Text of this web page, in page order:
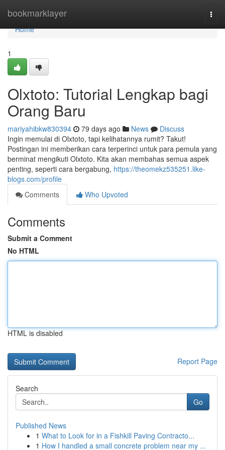
bookmarklayer
Home
Home
1
Olxtoto: Tutorial Lengkap bagi
Orang Baru
mariyahibkw830394 79 days ago News
Discuss
Ingin memulai di Olxtoto, tapi kelihatannya rumit? Takut!
Postingan ini memberikan cara terperinci untuk para pemula yang
berminat mengikuti Olxtoto. Kita akan membahas semua aspek
penting, seperti cara bergabung, https://theomekz535251.like-
blogs.com/profile
Comments
Who Upvoted
Comments
Submit a Comment
No HTML
HTML is disabled
Report Page
Search
Go
Published News
1 What to Look for in a Fishkill Paving Contracto...
1 How I handled a small concrete problem near my ...